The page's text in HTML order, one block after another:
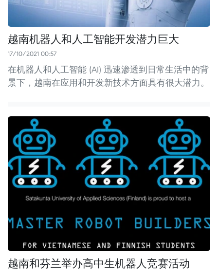
越南机器人和人工智能开发潜力巨大
17/10/2021 00:57
在机器人和人工智能 (AI) 迅速渗透到日常生活中的背
景下，越南在应用和开发新技术方面具有很大潜力。
越南和芬兰举办高中生机器人竞赛活动